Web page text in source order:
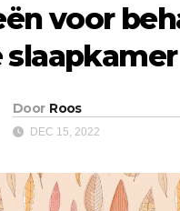
voor
slaapkamer
Door Roos
DEC 15, 2022